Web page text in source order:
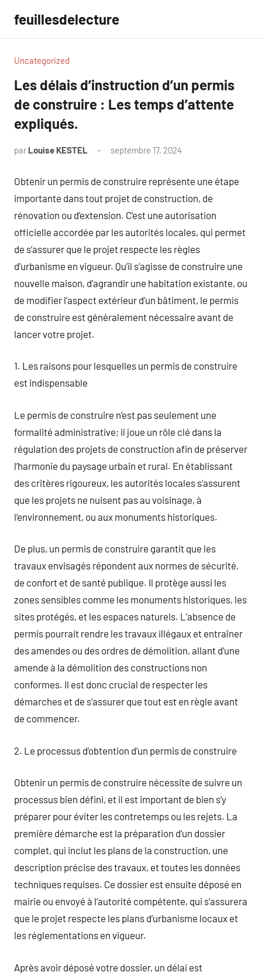
contenu
feuillesdelecture
Uncategorized
Les délais d’instruction d’un permis
de construire : Les temps d’attente
expliqués.
par Louise KESTEL septembre 17, 2024
Obtenir un permis de construire représente une étape
importante dans tout projet de construction, de
rénovation ou d’extension. C’est une autorisation
officielle accordée par les autorités locales, qui permet
de s’assurer que le projet respecte les règles
d’urbanisme en vigueur. Qu’il s’agisse de construire une
nouvelle maison, d’agrandir une habitation existante, ou
de modifier l’aspect extérieur d’un bâtiment, le permis
de construire est généralement nécessaire avant de
lancer votre projet.
1. Les raisons pour lesquelles un permis de construire
est indispensable
Le permis de construire n’est pas seulement une
formalité administrative; il joue un rôle clé dans la
régulation des projets de construction afin de préserver
l’harmonie du paysage urbain et rural. En établissant
des critères rigoureux, les autorités locales s’assurent
que les projets ne nuisent pas au voisinage, à
l’environnement, ou aux monuments historiques.
De plus, un permis de construire garantit que les
travaux envisagés répondent aux normes de sécurité,
de confort et de santé publique. Il protège aussi les
zones sensibles comme les monuments historiques, les
sites protégés, et les espaces naturels. L’absence de
permis pourrait rendre les travaux illégaux et entraîner
des amendes ou des ordres de démolition, allant d’une
amende à la démolition des constructions non
conformes. Il est donc crucial de respecter les
démarches et de s’assurer que tout est en règle avant
de commencer.
2. Le processus d’obtention d’un permis de construire
Obtenir un permis de construire nécessite de suivre un
processus bien défini, et il est important de bien s’y
préparer pour éviter les contretemps ou les rejets. La
première démarche est la préparation d’un dossier
complet, qui inclut les plans de la construction, une
description précise des travaux, et toutes les données
techniques requises. Ce dossier est ensuite déposé en
mairie ou envoyé à l’autorité compétente, qui s’assurera
que le projet respecte les plans d’urbanisme locaux et
les réglementations en vigueur.
Après avoir déposé votre dossier, un délai est